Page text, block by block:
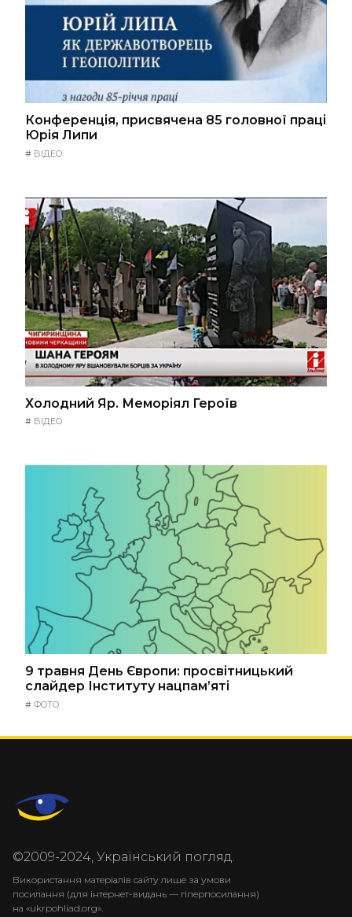
Конференція, присвячена 85 головної праці
Юрія Липи
# ВІДЕО
Холодний Яр. Меморіял Героїв
# ВІДЕО
9 травня День Європи: просвітницький
слайдер Інституту нацпам’яті
# ФОТО
©2009-2024, Український погляд.
Використання матеріалів сайту лише за умови
посилання (для інтернет-видань — гіперпосилання)
на «ukrpohliad.org».